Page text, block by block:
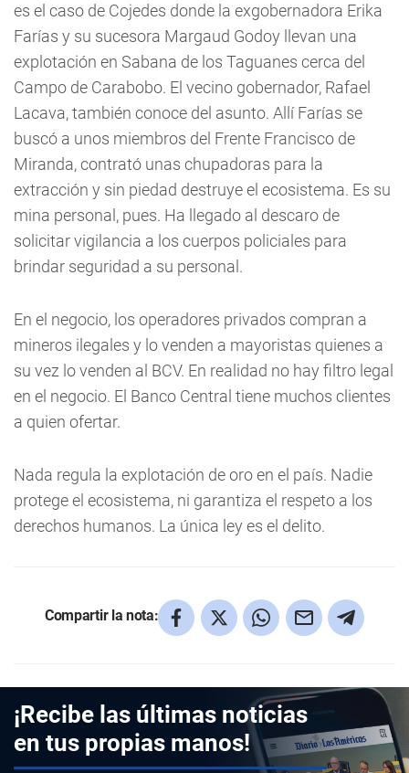
es el caso de Cojedes donde la exgobernadora Erika
Farías y su sucesora Margaud Godoy llevan una
explotación en Sabana de los Taguanes cerca del
Campo de Carabobo. El vecino gobernador, Rafael
Lacava, también conoce del asunto. Allí Farías se
buscó a unos miembros del Frente Francisco de
Miranda, contrató unas chupadoras para la
extracción y sin piedad destruye el ecosistema. Es su
mina personal, pues. Ha llegado al descaro de
solicitar vigilancia a los cuerpos policiales para
brindar seguridad a su personal.
En el negocio, los operadores privados compran a
mineros ilegales y lo venden a mayoristas quienes a
su vez lo venden al BCV. En realidad no hay filtro legal
en el negocio. El Banco Central tiene muchos clientes
a quien ofertar.
Nada regula la explotación de oro en el país. Nadie
protege el ecosistema, ni garantiza el respeto a los
derechos humanos. La única ley es el delito.
Compartir la nota:
¡Recibe las últimas noticias
en tus propias manos!